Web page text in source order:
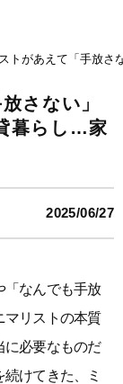
トがあえて「手放
さない」
暮らし…家
2025/06/27
「なんでも手放
マリストの本質
に必要なものだ
けてきた、ミ